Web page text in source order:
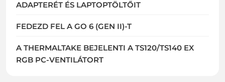
ADAPTERÉT ÉS LAPTOPTÖLTŐIT
FEDEZD FEL A GO 6 (GEN II)-T
A THERMALTAKE BEJELENTI A TS120/TS140 EX
RGB PC-VENTILÁTORT